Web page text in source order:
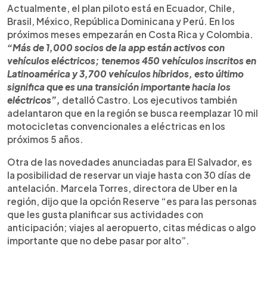
Actualmente, el plan piloto está en Ecuador, Chile,
Brasil, México, República Dominicana y Perú. En los
próximos meses empezarán en Costa Rica y Colombia.
“Más de 1,000 socios de la app están activos con
vehículos eléctricos; tenemos 450 vehículos inscritos en
Latinoamérica y 3,700 vehículos híbridos, esto último
significa que es una transición importante hacia los
eléctricos”, detalló Castro. Los ejecutivos también
adelantaron que en la región se busca reemplazar 10 mil
motocicletas convencionales a eléctricas en los
próximos 5 años.
Otra de las novedades anunciadas para El Salvador, es
la posibilidad de reservar un viaje hasta con 30 días de
antelación. Marcela Torres, directora de Uber en la
región, dijo que la opción Reserve “es para las personas
que les gusta planificar sus actividades con
anticipación; viajes al aeropuerto, citas médicas o algo
importante que no debe pasar por alto”.